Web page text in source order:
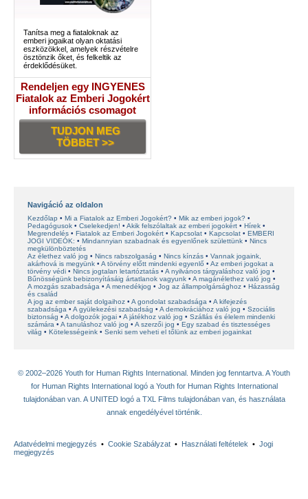
Tanítsa meg a fiataloknak az
emberi jogaikat olyan oktatási
eszközökkel, amelyek részvételre
ösztönzik őket, és felkeltik az
érdeklődésüket.
Rendeljen egy INGYENES
Fiatalok az Emberi Jogokért
információs csomagot
TUDJON MEG
TÖBBET >>
Navigáció az oldalon
Kezdőlap Mi a Fiatalok az Emberi Jogokért?
Mik az emberi jogok?
Pedagógusok
Cselekedjen! Akik felszólaltak az emberi jogokért
Hírek
Megrendelés
Fiatalok az Emberi Jogokért Kapcsolat Kapcsolat
EMBERI
JOGI VIDEÓK:
Mindannyian szabadnak és egyenlőnek születtünk
Nincs
megkülönböztetés
Az élethez való jog
Nincs rabszolgaság Nincs kínzás
Vannak jogaink,
akárhová is megyünk
A törvény előtt mindenki egyenlő
Az emberi jogokat a
törvény védi
Nincs jogtalan letartóztatás
A nyilvános tárgyaláshoz való jog
Bűnösségünk bebizonyításáig ártatlanok vagyunk
A magánélethez való jog
A mozgás szabadsága
A menedékjog Jog az állampolgársághoz
Házasság
és család
A jog az ember saját dolgaihoz
A gondolat szabadsága
A kifejezés
szabadsága
A gyülekezési szabadság A demokráciához való jog
Szociális
biztonság
A dolgozók jogai A játékhoz való jog
Szállás és élelem mindenki
számára
A tanuláshoz való jog A szerzői jog
Egy szabad és tisztességes
világ
Kötelességeink Senki sem veheti el tőlünk az emberi jogainkat
© 2002–2026 Youth for Human Rights International. Minden jog fenntartva. A Youth
for Human Rights International logó a Youth for Human Rights International
tulajdonában van. A UNITED logó a TXL Films tulajdonában van, és használata
annak engedélyével történik.
Adatvédelmi megjegyzés • Cookie Szabályzat • Használati feltételek • Jogi
megjegyzés